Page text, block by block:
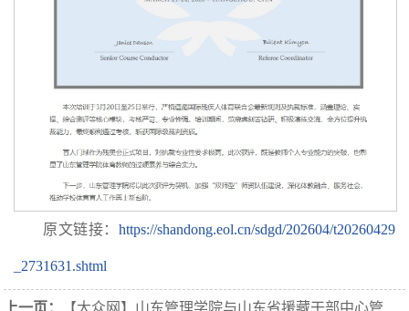
原文链接： https://shandong.eol.cn/sdgd/202604/t20260429
_2731631.shtml
上一页： 【大众网】山东管理学院与山东省援藏干部中心管理组签署合作协议